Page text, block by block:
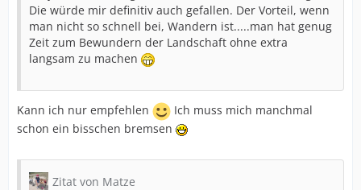
Die würde mir definitiv auch gefallen. Der Vorteil, wenn
man nicht so schnell bei, Wandern ist.....man hat genug
Zeit zum Bewundern der Landschaft ohne extra
langsam zu machen
Kann ich nur empfehlen
Ich muss mich manchmal
schon ein bisschen bremsen
Zitat von Matze